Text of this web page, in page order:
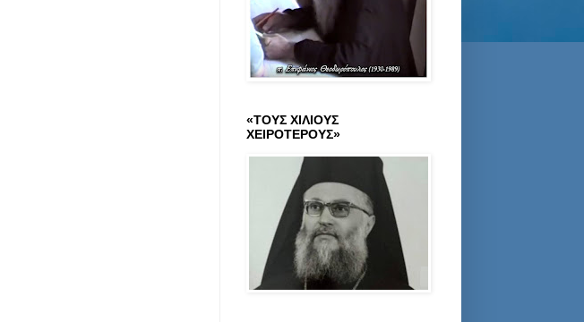
«ΤΟΥΣ ΧΙΛΙΟΥΣ
ΧΕΙΡΟΤΕΡΟΥΣ»